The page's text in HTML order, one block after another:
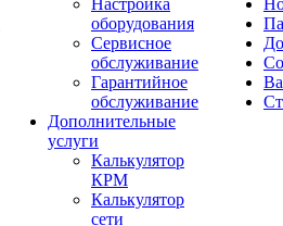
Настройка
оборудования
Сервисное
обслуживание
Гарантийное
обслуживание
Дополнительные
услуги
Калькулятор
КРМ
Калькулятор
сети